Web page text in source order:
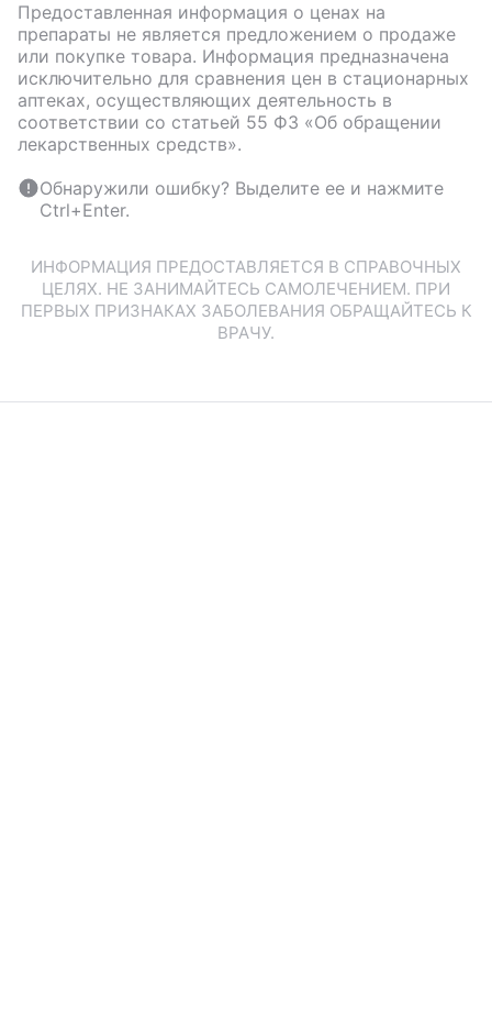
Предоставленная информация о ценах на
препараты не является предложением о продаже
или покупке товара. Информация предназначена
исключительно для сравнения цен в стационарных
аптеках, осуществляющих деятельность в
соответствии со статьей 55 ФЗ «Об обращении
лекарственных средств».
Обнаружили ошибку? Выделите ее и нажмите
Ctrl+Enter.
ИНФОРМАЦИЯ ПРЕДОСТАВЛЯЕТСЯ В СПРАВОЧНЫХ
ЦЕЛЯХ. НЕ ЗАНИМАЙТЕСЬ САМОЛЕЧЕНИЕМ. ПРИ
ПЕРВЫХ ПРИЗНАКАХ ЗАБОЛЕВАНИЯ ОБРАЩАЙТЕСЬ К
ВРАЧУ.